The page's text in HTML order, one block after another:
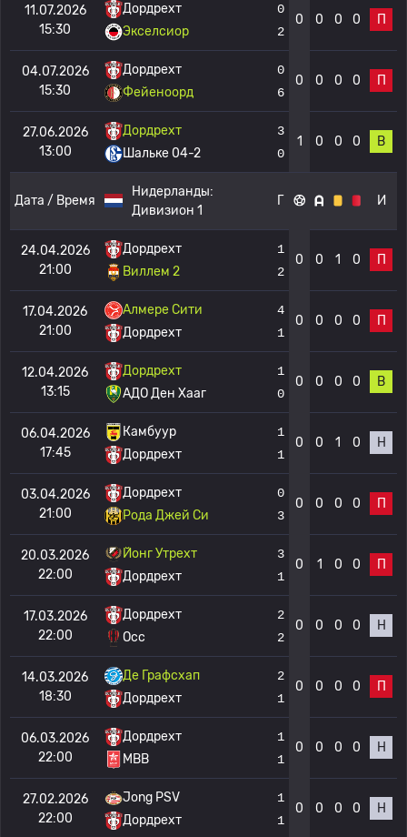
11.07.2026
15:30
Дордрехт
Экселсиор
0
2
0 0 0 0 П
04.07.2026
15:30
Дордрехт
Фейеноорд
0
6
0 0 0 0 П
27.06.2026
13:00
Дордрехт
Шальке 04-2
3
0
1 0 0 0 В
Дата / Время
Нидерланды:
Дивизион 1
Г И
24.04.2026
21:00
Дордрехт
Виллем 2
1
2
0 0 1 0 П
17.04.2026
21:00
Алмере Сити
Дордрехт
4
1
0 0 0 0 П
12.04.2026
13:15
Дордрехт
АДО Ден Хааг
1
0
0 0 0 0 В
06.04.2026
17:45
Камбуур
Дордрехт
1
1
0 0 1 0 Н
03.04.2026
21:00
Дордрехт
Рода Джей Си
0
3
0 0 0 0 П
20.03.2026
22:00
Йонг Утрехт
Дордрехт
3
1
0 1 0 0 П
17.03.2026
22:00
Дордрехт
Осс
2
2
0 0 0 0 Н
14.03.2026
18:30
Де Графсхап
Дордрехт
2
1
0 0 0 0 П
06.03.2026
22:00
Дордрехт
МВВ
1
1
0 0 0 0 Н
27.02.2026
22:00
Jong PSV
Дордрехт
1
1
0 0 0 0 Н